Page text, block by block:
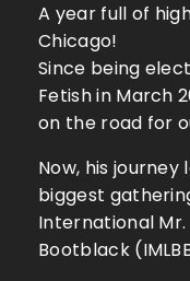
A year full of
Chicago!
Since being
Fetish in March
on the road for
Now, his journey
biggest
International
Bootblack